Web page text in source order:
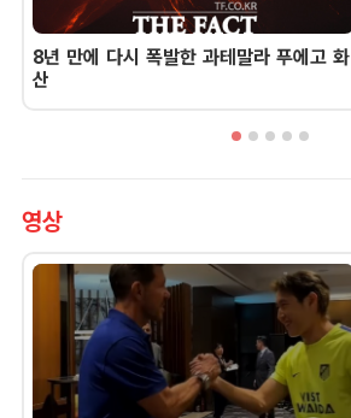
8년 만에 다시 폭발한 과테말라 푸에고 화
산
영상